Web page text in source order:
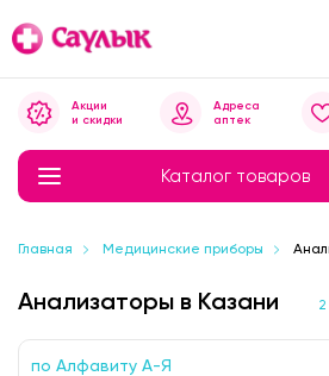
Каталог товаров
Акции
и скидки
Адреса
аптек
Главная Медицинские приборы
Анализаторы в Казани 2
по Алфавиту А-Я